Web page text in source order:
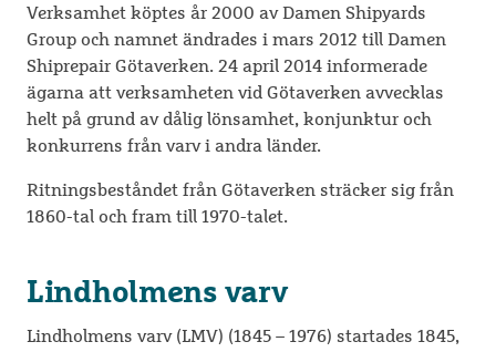
Verksamhet köptes år 2000 av Damen Shipyards
Group och namnet ändrades i mars 2012 till Damen
Shiprepair Götaverken. 24 april 2014 informerade
ägarna att verksamheten vid Götaverken avvecklas
helt på grund av dålig lönsamhet, konjunktur och
konkurrens från varv i andra länder.
Ritningsbeståndet från Götaverken sträcker sig från
1860-tal och fram till 1970-talet.
Lindholmens varv
Lindholmens varv (LMV) (1845 – 1976) startades 1845,